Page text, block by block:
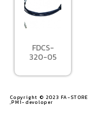
FDCS-
320-05
Copyright © 2023 FA-STORE
,PM1-devoloper​